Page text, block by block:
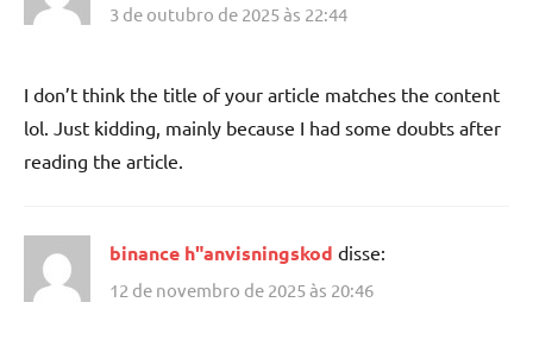
3 de outubro de 2025 às 22:44
I don’t think the title of your article matches the content
lol. Just kidding, mainly because I had some doubts after
reading the article.
binance h"anvisningskod disse:
12 de novembro de 2025 às 20:46